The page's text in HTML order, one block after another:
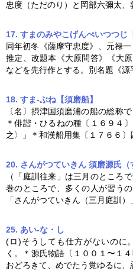
忠度（ただのり）と岡部六彌太、
17. すまのみやこげんぺいつつじ
同年初冬《薩摩守忠度》、元禄
推定、改題本《大原問答》《大
などを先行作とする。別名題《源
18. すま‐ぶね【須磨船】
〔名〕摂津国須磨浦の船の総称
＊俳諧・ひるねの種〔１６９４〕
之〉」＊和漢船用集〔１７６６〕
20. さんがつていきん 須磨源氏（
（「庭訓往来」は三月のところ
巻のところで、多くの人が習う
「さんがつていきん（三月庭訓）
25. あい‐な・し
(ロ)そうしても仕方がないのに
く。＊源氏物語〔１００１〜１４
おどろきて、めでたう覚ゆるに、